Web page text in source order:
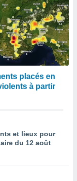
placés en
à partir
et lieux pour
du 12 août